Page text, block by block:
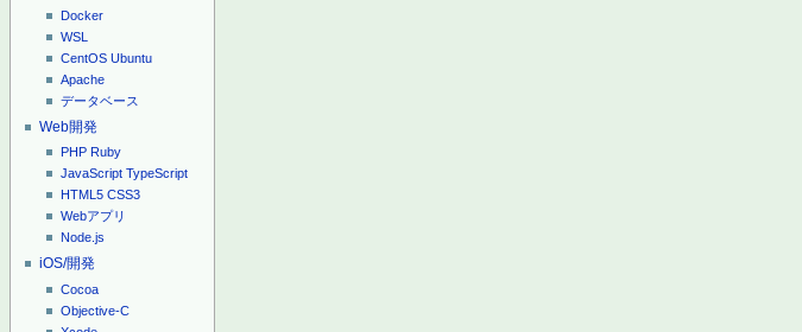
Docker
WSL
CentOS Ubuntu
Apache
データベース
Web開発
PHP Ruby
JavaScript TypeScript
HTML5 CSS3
Webアプリ
Node.js
iOS/開発
Cocoa
Objective-C